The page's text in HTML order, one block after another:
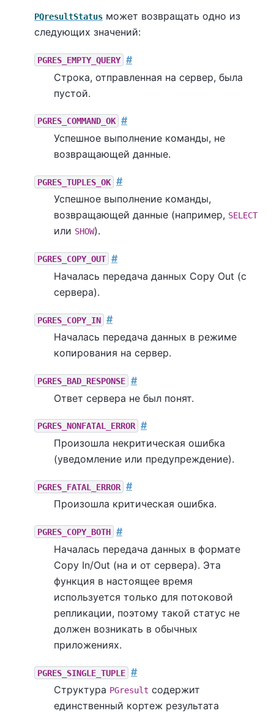
PQresultStatus может возвращать одно из
следующих значений:
PGRES_EMPTY_QUERY #
Строка, отправленная на сервер, была
пустой.
PGRES_COMMAND_OK #
Успешное выполнение команды, не
возвращающей данные.
PGRES_TUPLES_OK #
Успешное выполнение команды,
возвращающей данные (например, SELECT
или SHOW).
PGRES_COPY_OUT #
Началась передача данных Copy Out (с
сервера).
PGRES_COPY_IN #
Началась передача данных в режиме
копирования на сервер.
PGRES_BAD_RESPONSE #
Ответ сервера не был понят.
PGRES_NONFATAL_ERROR #
Произошла некритическая ошибка
(уведомление или предупреждение).
PGRES_FATAL_ERROR #
Произошла критическая ошибка.
PGRES_COPY_BOTH #
Началась передача данных в формате
Copy In/Out (на и от сервера). Эта
функция в настоящее время
используется только для потоковой
репликации, поэтому такой статус не
должен возникать в обычных
приложениях.
PGRES_SINGLE_TUPLE #
Структура PGresult содержит
единственный кортеж результата